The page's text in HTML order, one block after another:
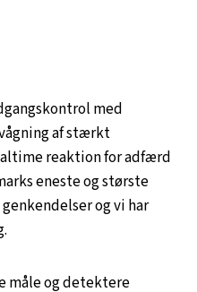
med
af stærkt
reaktion for adfærd
eneste og største
og vi har
måle og detektere